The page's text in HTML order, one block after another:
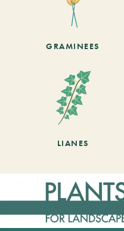
GRAMINEES
LIANES